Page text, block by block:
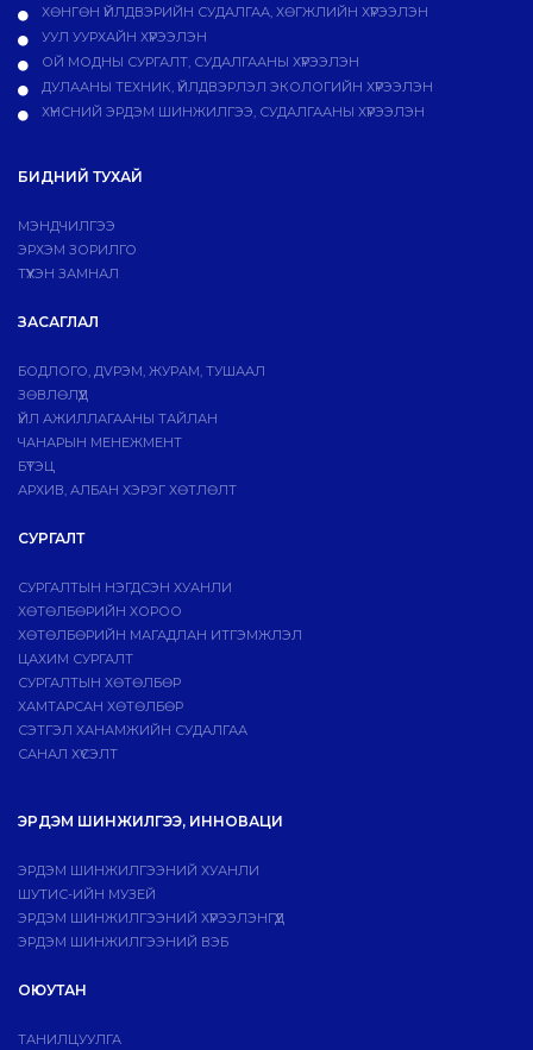
ХӨНГӨН ҮЙЛДВЭРИЙН СУДАЛГАА, ХӨГЖЛИЙН ХҮРЭЭЛЭН
УУЛ УУРХАЙН ХҮРЭЭЛЭН
ОЙ МОДНЫ СУРГАЛТ, СУДАЛГААНЫ ХҮРЭЭЛЭН
ДУЛААНЫ ТЕХНИК, ҮЙЛДВЭРЛЭЛ ЭКОЛОГИЙН ХҮРЭЭЛЭН
ХҮНСНИЙ ЭРДЭМ ШИНЖИЛГЭЭ, СУДАЛГААНЫ ХҮРЭЭЛЭН
БИДНИЙ ТУХАЙ
МЭНДЧИЛГЭЭ
ЭРХЭМ ЗОРИЛГО
ТҮҮХЭН ЗАМНАЛ
ЗАСАГЛАЛ
БОДЛОГО, ДVРЭМ, ЖУРАМ, ТУШААЛ
ЗӨВЛӨЛҮҮД
ҮЙЛ АЖИЛЛАГААНЫ ТАЙЛАН
ЧАНАРЫН МЕНЕЖМЕНТ
БҮТЭЦ
АРХИВ, АЛБАН ХЭРЭГ ХӨТЛӨЛТ
СУРГАЛТ
СУРГАЛТЫН НЭГДСЭН ХУАНЛИ
ХӨТӨЛБӨРИЙН ХОРОО
ХӨТӨЛБӨРИЙН МАГАДЛАН ИТГЭМЖЛЭЛ
ЦАХИМ СУРГАЛТ
СУРГАЛТЫН ХӨТӨЛБӨР
ХАМТАРСАН ХӨТӨЛБӨР
СЭТГЭЛ ХАНАМЖИЙН СУДАЛГАА
САНАЛ ХҮСЭЛТ
ЭРДЭМ ШИНЖИЛГЭЭ, ИННОВАЦИ
ЭРДЭМ ШИНЖИЛГЭЭНИЙ ХУАНЛИ
ШУТИС-ИЙН МУЗЕЙ
ЭРДЭМ ШИНЖИЛГЭЭНИЙ ХҮРЭЭЛЭНГҮҮД
ЭРДЭМ ШИНЖИЛГЭЭНИЙ ВЭБ
ОЮУТАН
ТАНИЛЦУУЛГА